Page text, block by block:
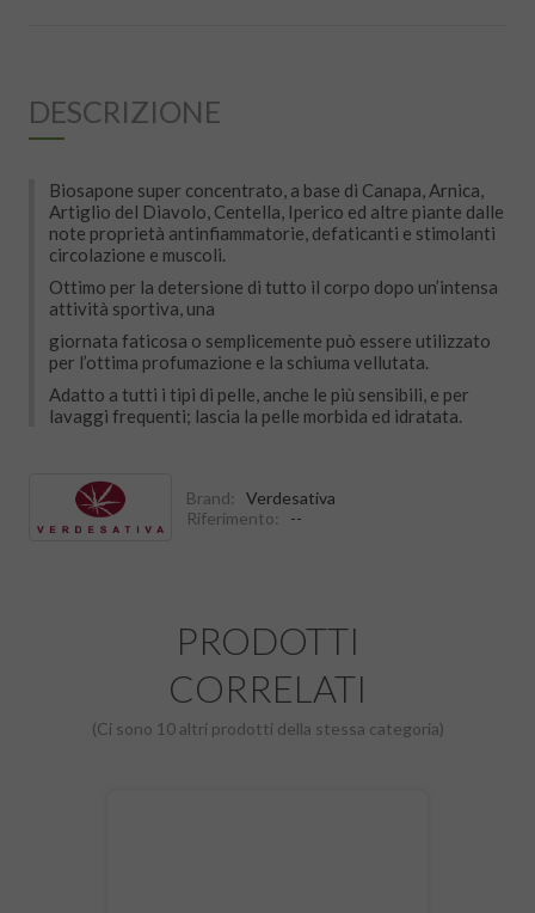
DESCRIZIONE
Biosapone super concentrato, a base di Canapa, Arnica,
Artiglio del Diavolo, Centella, Iperico ed altre piante dalle
note proprietà antinfiammatorie, defaticanti e stimolanti
circolazione e muscoli.
Ottimo per la detersione di tutto il corpo dopo un’intensa
attività sportiva, una
giornata faticosa o semplicemente può essere utilizzato
per l’ottima profumazione e la schiuma vellutata.
Adatto a tutti i tipi di pelle, anche le più sensibili, e per
lavaggi frequenti; lascia la pelle morbida ed idratata.
Brand:
Verdesativa
Riferimento:
--
PRODOTTI
CORRELATI
(Ci sono 10 altri prodotti della stessa categoria)